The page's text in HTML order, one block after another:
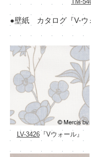
●壁紙 カタログ『V-ウ
LV-3426『Vウォール』